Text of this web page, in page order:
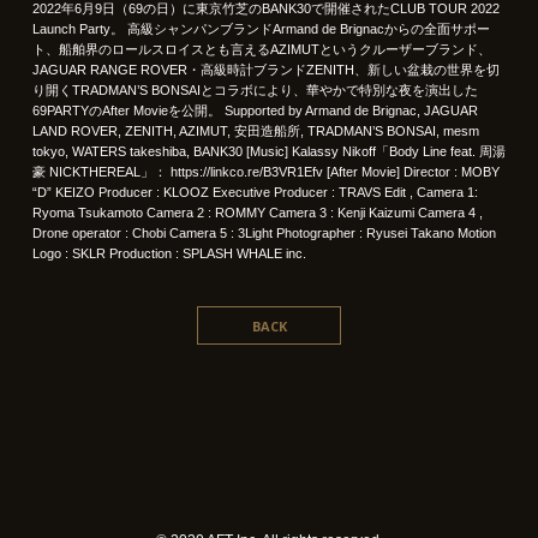
2022年6月9日（69の日）に東京竹芝のBANK30で開催されたCLUB TOUR 2022
Launch Party。 高級シャンパンブランドArmand de Brignacからの全面サポー
ト、船舶界のロールスロイスとも言えるAZIMUTというクルーザーブランド、
JAGUAR RANGE ROVER・高級時計ブランドZENITH、新しい盆栽の世界を切
り開くTRADMAN’S BONSAIとコラボにより、華やかで特別な夜を演出した
69PARTYのAfter Movieを公開。 Supported by Armand de Brignac, JAGUAR
LAND ROVER, ZENITH, AZIMUT, 安田造船所, TRADMAN’S BONSAI, mesm
tokyo, WATERS takeshiba, BANK30 [Music] Kalassy Nikoff「Body Line feat. 周湯
豪 NICKTHEREAL」： https://linkco.re/B3VR1Efv[After Movie] Director : MOBY
“D” KEIZO Producer : KLOOZ Executive Producer : TRAVS Edit , Camera 1:
Ryoma Tsukamoto Camera 2 : ROMMY Camera 3 : Kenji Kaizumi Camera 4 ,
Drone operator : Chobi Camera 5 : 3Light Photographer : Ryusei Takano Motion
Logo : SKLR Production : SPLASH WHALE inc.
BACK